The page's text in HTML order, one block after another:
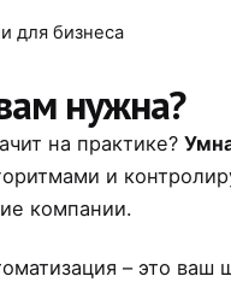
для бизнеса
нужна?
на практике?
и
компании.
– это ваш